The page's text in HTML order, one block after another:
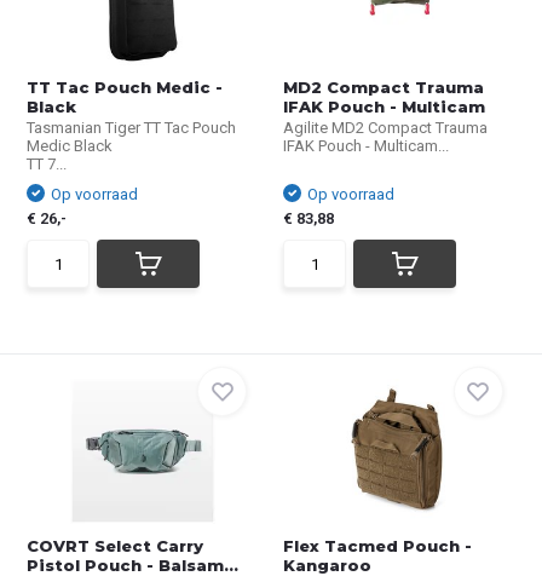
TT Tac Pouch Medic -
Black
Tasmanian Tiger TT Tac Pouch
Medic Black
TT 7...
Op voorraad
€ 26,-
MD2 Compact Trauma
IFAK Pouch - Multicam
Agilite MD2 Compact Trauma
IFAK Pouch - Multicam...
Op voorraad
€ 83,88
COVRT Select Carry
Pistol Pouch - Balsam...
Flex Tacmed Pouch -
Kangaroo